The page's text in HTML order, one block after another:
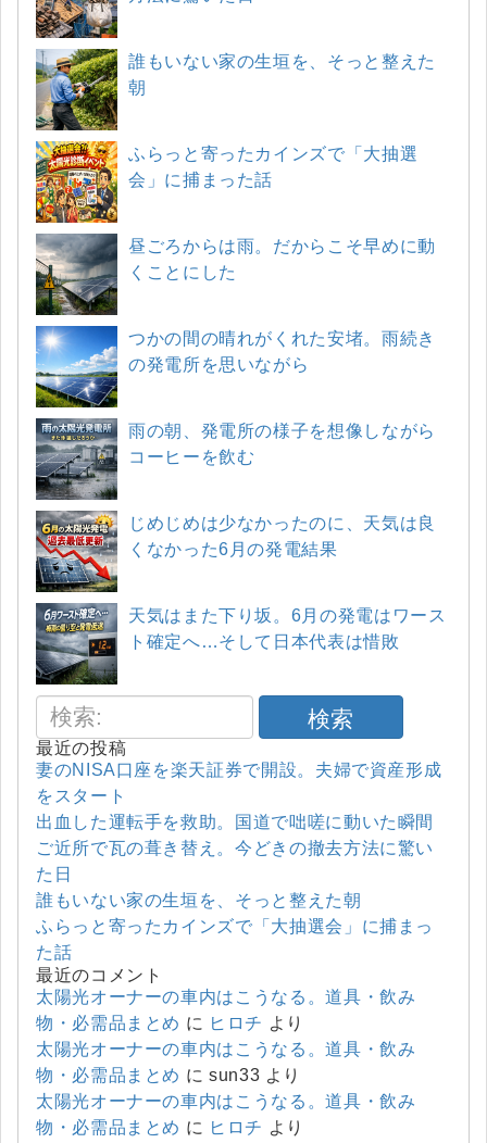
誰もいない家の生垣を、そっと整えた
朝
ふらっと寄ったカインズで「大抽選
会」に捕まった話
昼ごろからは雨。だからこそ早めに動
くことにした
つかの間の晴れがくれた安堵。雨続き
の発電所を思いながら
雨の朝、発電所の様子を想像しながら
コーヒーを飲む
じめじめは少なかったのに、天気は良
くなかった6月の発電結果
天気はまた下り坂。6月の発電はワース
ト確定へ…そして日本代表は惜敗
検索
最近の投稿
妻のNISA口座を楽天証券で開設。夫婦で資産形成
をスタート
出血した運転手を救助。国道で咄嗟に動いた瞬間
ご近所で瓦の葺き替え。今どきの撤去方法に驚い
た日
誰もいない家の生垣を、そっと整えた朝
ふらっと寄ったカインズで「大抽選会」に捕まっ
た話
最近のコメント
太陽光オーナーの車内はこうなる。道具・飲み
物・必需品まとめ に ヒロチ より
太陽光オーナーの車内はこうなる。道具・飲み
物・必需品まとめ にsun33 より
太陽光オーナーの車内はこうなる。道具・飲み
物・必需品まとめ に ヒロチ より